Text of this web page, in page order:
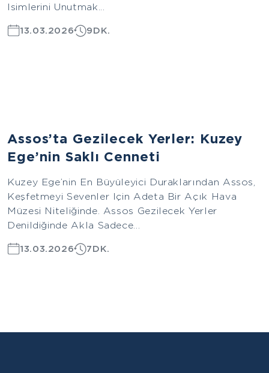
Isimlerini Unutmak...
13.03.2026 9DK.
Assos’ta Gezilecek Yerler: Kuzey
Ege’nin Saklı Cenneti
Kuzey Ege’nin En Büyüleyici Duraklarından Assos,
Keşfetmeyi Sevenler Için Adeta Bir Açık Hava
Müzesi Niteliğinde. Assos Gezilecek Yerler
Denildiğinde Akla Sadece...
13.03.2026 7DK.